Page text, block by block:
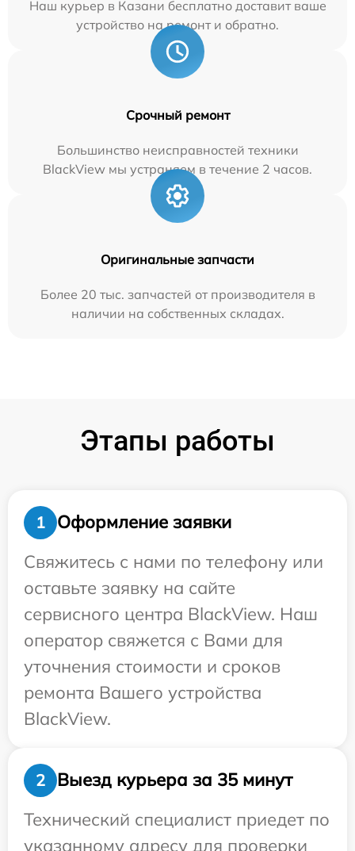
Наш курьер в Казани бесплатно доставит ваше
устройство на ремонт и обратно.
Срочный ремонт
Большинство неисправностей техники
BlackView мы устраняем в течение 2 часов.
Оригинальные запчасти
Более 20 тыс. запчастей от производителя в
наличии на собственных складах.
Этапы работы
1
Оформление заявки
Свяжитесь с нами по телефону или
оставьте заявку на сайте
сервисного центра BlackView. Наш
оператор свяжется с Вами для
уточнения стоимости и сроков
ремонта Вашего устройства
BlackView.
2
Выезд курьера за 35 минут
Технический специалист приедет по
указанному адресу для проверки